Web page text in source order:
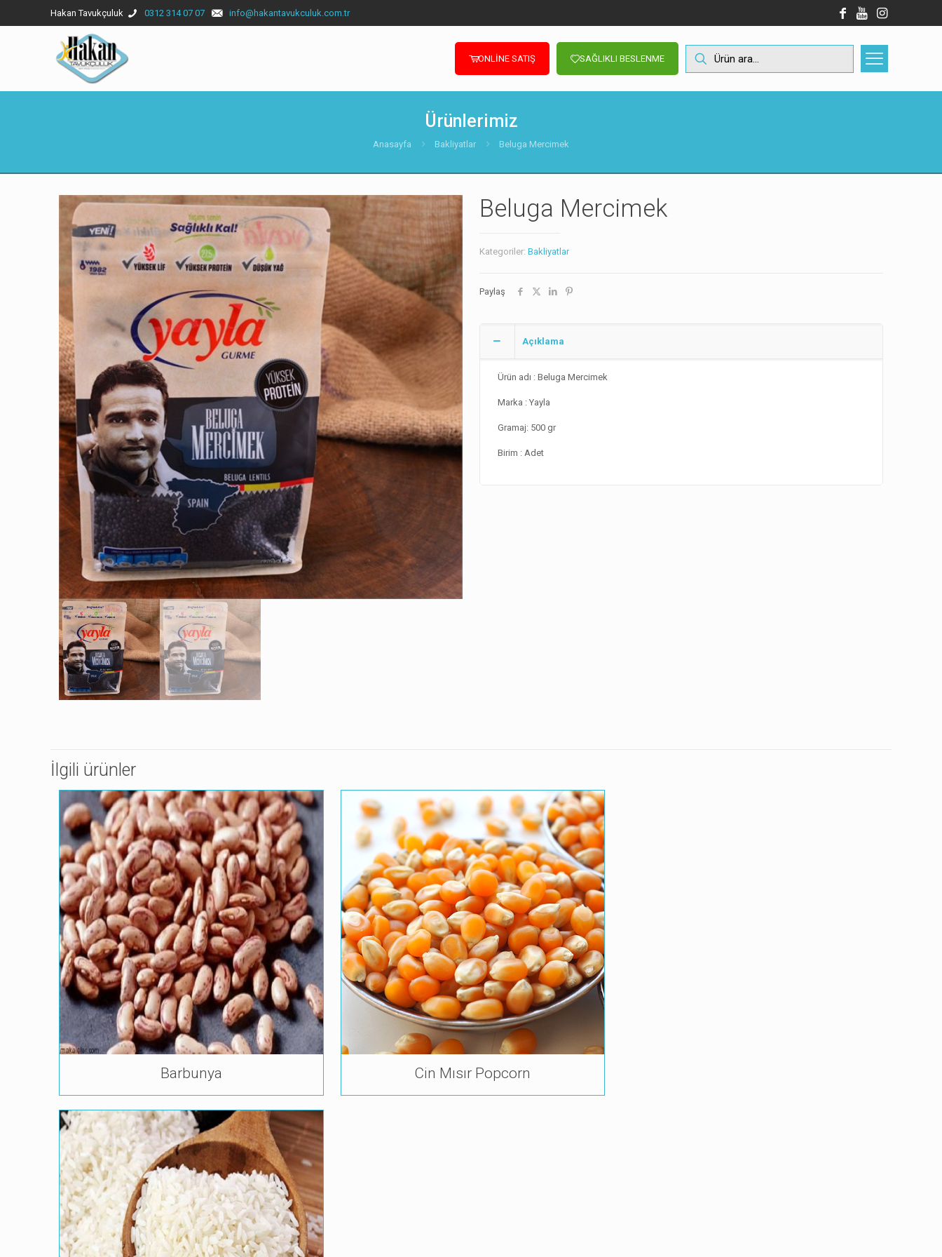
Hakan Tavukçuluk 0312 314 07 07 info@hakantavukculuk.com.tr
ONLİNE SATIŞ SAĞLIKLI BESLENME
Ürünlerimiz
Anasayfa Bakliyatlar Beluga Mercimek
Beluga Mercimek
Kategoriler: Bakliyatlar
Paylaş
Açıklama
Ürün adı : Beluga Mercimek
Marka : Yayla
Gramaj: 500 gr
Birim : Adet
İlgili ürünler
Barbunya Cin Mısır Popcorn